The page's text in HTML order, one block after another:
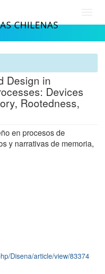
Design in
Devices
Rootedness,
en procesos de
y narrativas de memoria,
Disena/article/view/83374